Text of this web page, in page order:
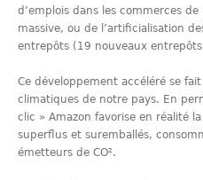
d’emplois dans les commerces
massive, ou de l’artificialisation
entrepôts (19 nouveaux
Ce développement accéléré se
climatiques de notre pays. En
clic » Amazon favorise en réalité
superflus et suremballés,
émetteurs de CO².